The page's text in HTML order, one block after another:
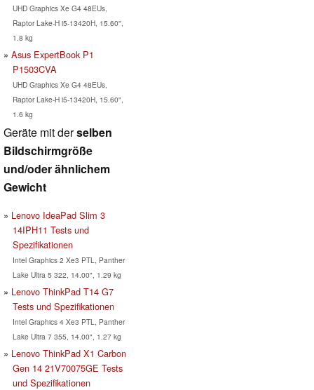
UHD Graphics Xe G4 48EUs,
Raptor Lake-H i5-13420H, 15.60",
1.8 kg
Asus ExpertBook P1
P1503CVA
UHD Graphics Xe G4 48EUs,
Raptor Lake-H i5-13420H, 15.60",
1.6 kg
Geräte mit derselben
Bildschirmgröße
und/oder ähnlichem
Gewicht
Lenovo IdeaPad Slim 3
14IPH11 Tests und
Spezifikationen
Intel Graphics 2 Xe3 PTL, Panther
Lake Ultra 5 322, 14.00", 1.29 kg
Lenovo ThinkPad T14 G7
Tests und Spezifikationen
Intel Graphics 4 Xe3 PTL, Panther
Lake Ultra 7 355, 14.00", 1.27 kg
Lenovo ThinkPad X1 Carbon
Gen 14 21V70075GE Tests
und Spezifikationen